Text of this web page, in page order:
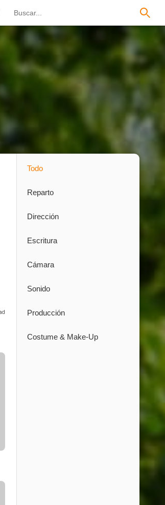
Todo
Reparto
Dirección
Escritura
Cámara
Sonido
Producción
Costume & Make-Up